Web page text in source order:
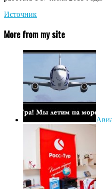
Источник
More from my site